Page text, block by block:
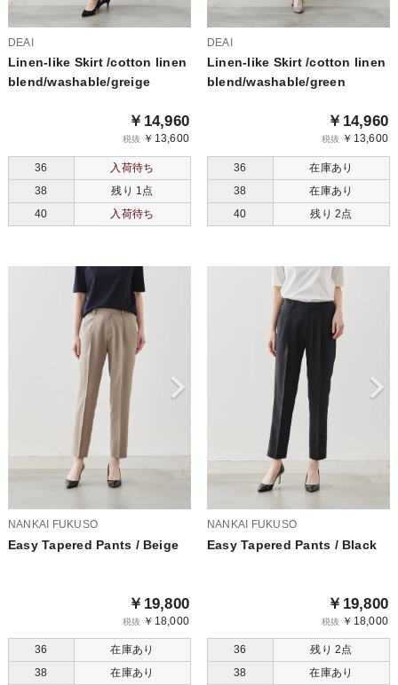
DEAI
Linen-like Skirt /cotton linen
blend/washable/greige
￥14,960
税抜 ￥13,600
36
入荷待ち
38
残り 1点
40
入荷待ち
DEAI
Linen-like Skirt /cotton linen
blend/washable/green
￥14,960
税抜 ￥13,600
36
在庫あり
38
在庫あり
40
残り 2点
NANKAI FUKUSO
Easy Tapered Pants / Beige
￥19,800
税抜 ￥18,000
36
在庫あり
38
在庫あり
NANKAI FUKUSO
Easy Tapered Pants / Black
￥19,800
税抜 ￥18,000
36
残り 2点
38
在庫あり